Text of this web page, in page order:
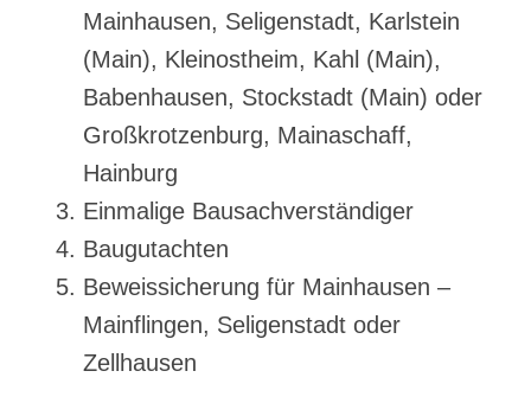
Mainhausen, Seligenstadt, Karlstein
(Main), Kleinostheim, Kahl (Main),
Babenhausen, Stockstadt (Main) oder
Großkrotzenburg, Mainaschaff,
Hainburg
Einmalige Bausachverständiger
Baugutachten
Beweissicherung für Mainhausen –
Mainflingen, Seligenstadt oder
Zellhausen